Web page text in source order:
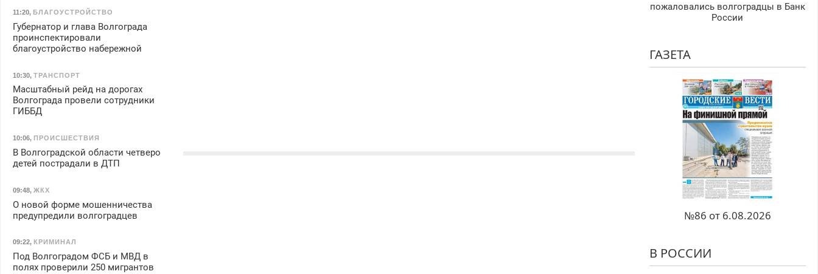
11:20, БЛАГОУСТРОЙСТВО
Губернатор и глава Волгограда
проинспектировали
благоустройство набережной
10:30, ТРАНСПОРТ
Масштабный рейд на дорогах
Волгограда провели сотрудники
ГИББД
10:06, ПРОИСШЕСТВИЯ
В Волгоградской области четверо
детей пострадали в ДТП
09:48, ЖКХ
О новой форме мошенничества
предупредили волгоградцев
09:22, КРИМИНАЛ
Под Волгоградом ФСБ и МВД в
полях проверили 250 мигрантов
пожаловались волгоградцы в Банк
России
ГАЗЕТА
№86 от 6.08.2026
В РОССИИ